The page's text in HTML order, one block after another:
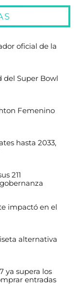
oficial de la
del Super Bowl
Femenino
hasta 2033,
211
impactó en el
alternativa
ya supera los
entradas